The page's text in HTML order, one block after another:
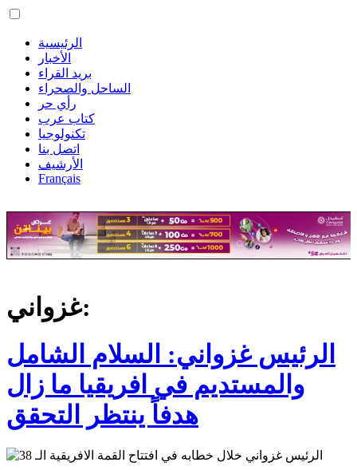
الرئيسية
الأخبار
بريد القراء
الساحل والصحراء
رأي حر
كتاب عرب
تكنولوجيا
اتصل بنا
الأرشيف
Français
غزواني:
الرئيس غزواني: السلام الشامل
والمستديم في افريقيا ما زال
هدفاً ينتظر التحقق